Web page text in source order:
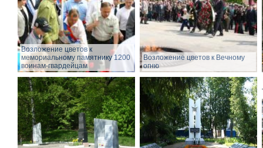
Возложение цветов к
мемориальному памятнику 1200
воинам-гвардейцам
Возложение цветов к Вечному
огню